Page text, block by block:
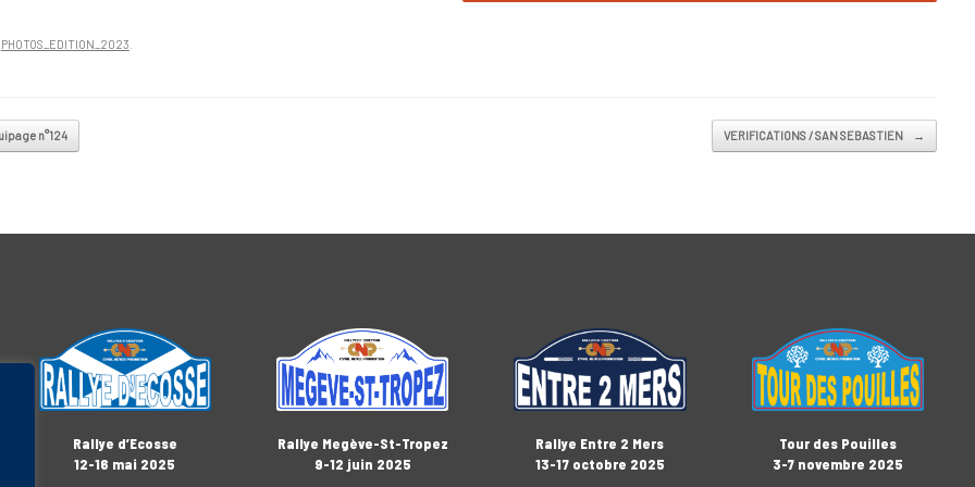
PHOTOS_EDITION_2023
n°124 VERIFICATIONS / SAN SEBASTIEN →
Rallye d’Ecosse
12-16 mai 2025
Rallye Megève-St-Tropez
9-12 juin 2025
Rallye Entre 2 Mers
13-17 octobre 2025
Tour des Pouilles
3-7 novembre 2025